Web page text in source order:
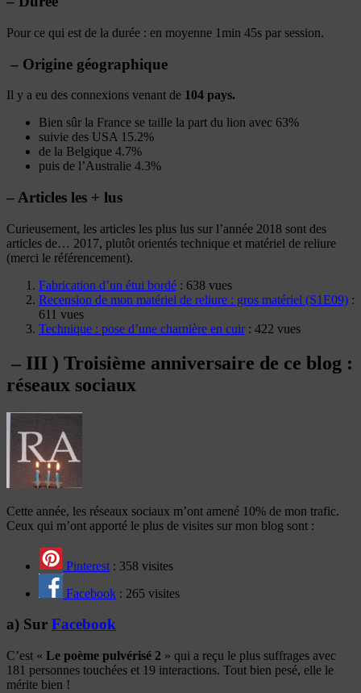
Pour ce qui est de la durée : en moyenne 1min 45s par session.
– Origine géographique
Il y a eu des connexions venant de 104 pays.
Bien sûr la France se taille la part du lion avec 63%
suivie des USA 15.2%
de la Belgique 4.7%
puis de l’Australie 4.3%
– Articles les + lus
Curieusement, les articles les plus lus sur l’année 2018 sont des
articles de… 2017, plutôt orientés technique et matériel de reliure
(merci le référencement).
Fabrication d’un étui bordé : 638 vues
Recension de mon matériel de reliure : gros matériel (S1E09) :
611 vues
Technique : pose d’une charnière en cuir: 422 vues
– III ) Troisième anniversaire de ce blog :
réseaux sociaux
Cette année, les réseaux sociaux m’ont amené 10% de mon trafic.
Ceux qui m’ont apporté le plus de visites sur mon blog sont :
Pinterest : 358 visites
Facebook : 265 visites
a) Sur Facebook
C’est « Le poème pulvérisé 2 » qui a reçu le plus suffrages avec
181 personnes touchées et 19 interactions. Tout bien pesé, elle le
mérite bien !